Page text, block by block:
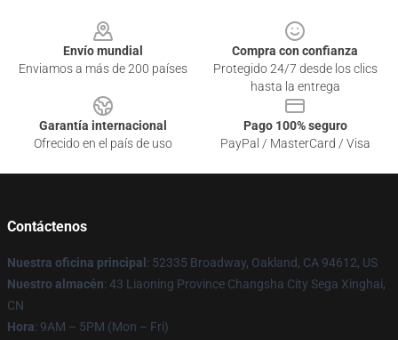
Envío mundial
Enviamos a más de 200 países
Compra con confianza
Protegido 24/7 desde los clics
hasta la entrega
Garantía internacional
Ofrecido en el país de uso
Pago 100% seguro
PayPal / MasterCard / Visa
Contáctenos
Nuestra oficina principal : 52335 Broadway, Oakland, CA 94612, US
Nuestro almacén: 43 Liaoning Province Changsha City Sega Xinghai,
CN
Hora: 9AM – 5PM (Mon – Fri)